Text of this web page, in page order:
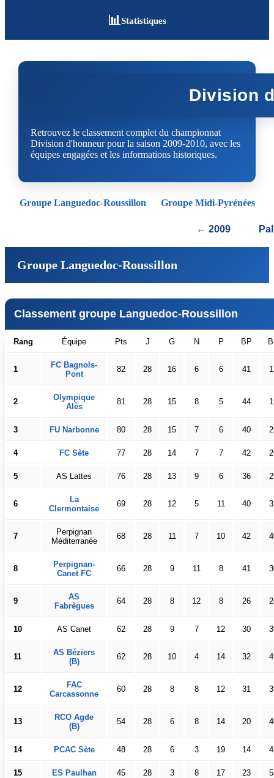
📊Statistiques
Division
Retrouvez le classement complet du championnat
Division d'honneur pour la saison 2009-2010, avec les
équipes engagées et les informations historiques.
Groupe Languedoc-Roussillon Groupe Midi-Pyrénées
← 2009
Groupe Languedoc-Roussillon
Classement groupe Languedoc-Roussillon
Rang Équipe Pts J G N P BP
1
FC Bagnols-
Pont
82 28 16 6 6 41
2
Olympique
Alès
81 28 15 8 5 44
3 FU Narbonne 80 28 15 7 6 40
4 FC Sète 77 28 14 7 7 42
5 AS Lattes 76 28 13 9 6 36
6
La
Clermontaise
69 28 12 5 11 40
7
Perpignan
Méditerranée
68 28 11 7 10 42
8
Perpignan-
Canet FC
66 28 9 11 8 41
9
AS
Fabrègues
64 28 8 12 8 26
10 AS Canet 62 28 9 7 12 30
11
AS Béziers
(B)
62 28 10 4 14 32
12
FAC
Carcassonne
60 28 8 8 12 31
13
RCO Agde
(B)
54 28 6 8 14 20
14 PCAC Sète 48 28 6 3 19 14
15 ES Paulhan 45 28 3 8 17 23